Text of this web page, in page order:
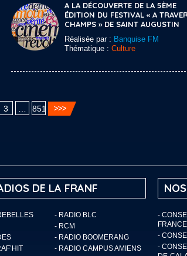
A LA DÉCOUVERTE DE LA 5ÈME
ÉDITION DU FESTIVAL « A
CHAMPS » DE SAINT AUGUSTIN
Réalisée par : Banquise FM
Thématique : Culture
3 851
DE LA FRANF
- RADIO BLC
- RCM
- RADIO BOOMERANG
- RADIO CAMPUS AMIENS
-
FRANCE
-
-